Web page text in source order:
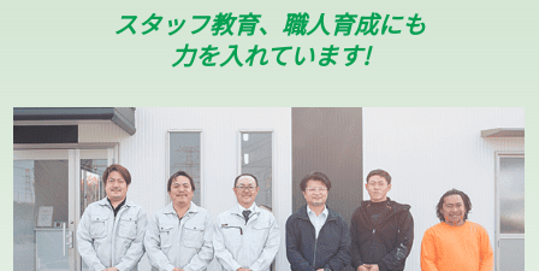
スタッフ教育、職人育成にも
力を入れています!